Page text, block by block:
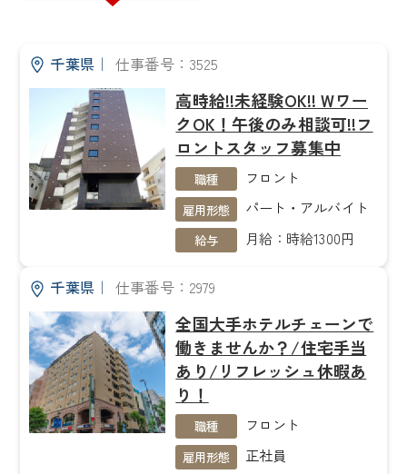
千葉県｜ 仕事番号：3525
高時給!!未経験OK!! Wワー
クOK！午後のみ相談可!!フ
ロントスタッフ募集中
職種 フロント
雇用形態 パート・アルバイト
給与 月給：時給1300円
千葉県｜ 仕事番号：2979
全国大手ホテルチェーンで
働きませんか？/住宅手当
あり/リフレッシュ休暇あ
り！
職種 フロント
雇用形態 正社員